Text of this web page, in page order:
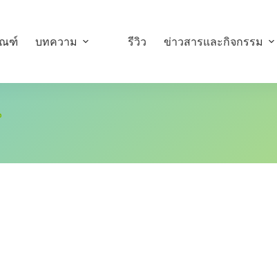
ณฑ์ บทความ รีวิว ข่าวสารและกิจกรรม